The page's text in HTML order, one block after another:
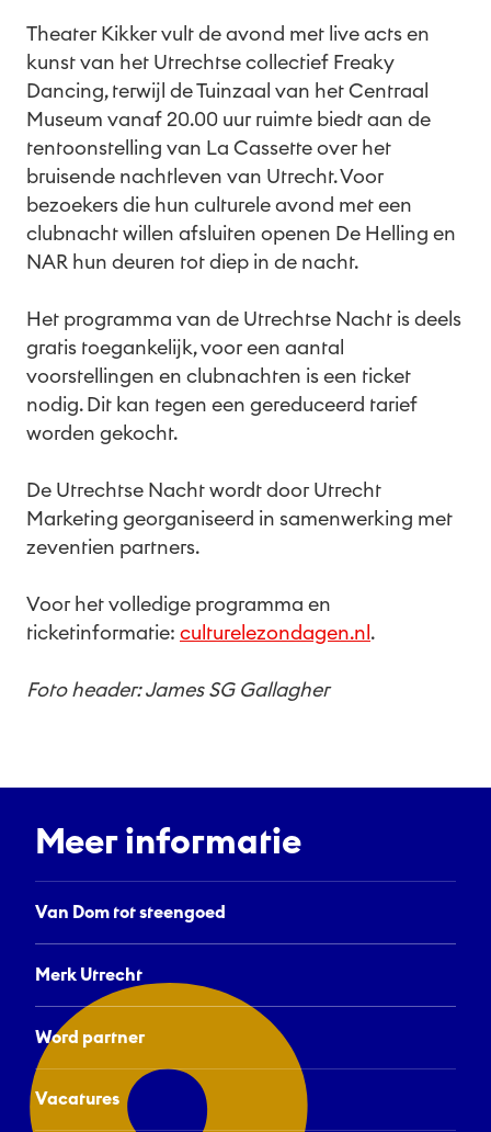
Theater Kikker vult de avond met live acts en
kunst van het Utrechtse collectief Freaky
Dancing, terwijl de Tuinzaal van het Centraal
Museum vanaf 20.00 uur ruimte biedt aan de
tentoonstelling van La Cassette over het
bruisende nachtleven van Utrecht. Voor
bezoekers die hun culturele avond met een
clubnacht willen afsluiten openen De Helling en
NAR hun deuren tot diep in de nacht.
Het programma van de Utrechtse Nacht is deels
gratis toegankelijk, voor een aantal
voorstellingen en clubnachten is een ticket
nodig. Dit kan tegen een gereduceerd tarief
worden gekocht.
De Utrechtse Nacht wordt door Utrecht
Marketing georganiseerd in samenwerking met
zeventien partners.
Voor het volledige programma en
ticketinformatie: culturelezondagen.nl .
Foto header: James SG Gallagher
Meer informatie
Van Dom tot steengoed
Merk Utrecht
Word partner
Vacatures